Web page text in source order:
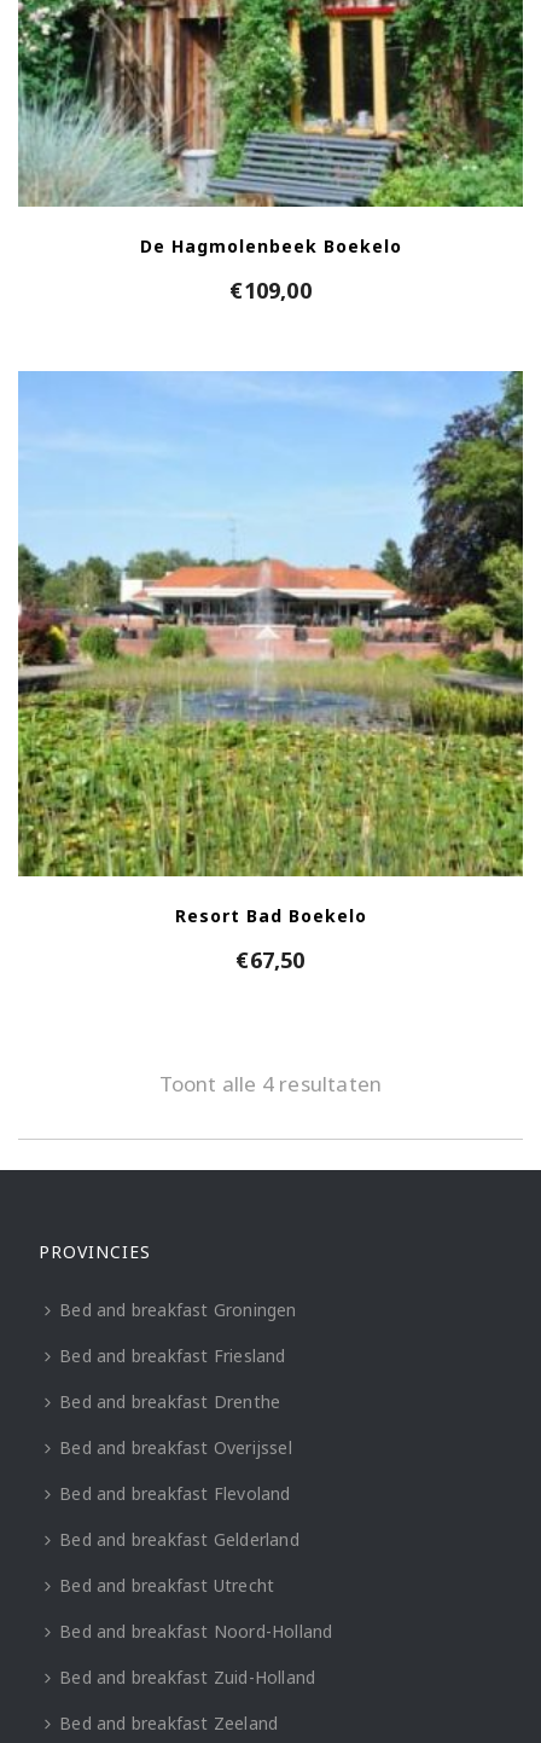
De Hagmolenbeek Boekelo
€109,00
Resort Bad Boekelo
€67,50
Toont alle 4 resultaten
PROVINCIES
Bed and breakfast Groningen
Bed and breakfast Friesland
Bed and breakfast Drenthe
Bed and breakfast Overijssel
Bed and breakfast Flevoland
Bed and breakfast Gelderland
Bed and breakfast Utrecht
Bed and breakfast Noord-Holland
Bed and breakfast Zuid-Holland
Bed and breakfast Zeeland